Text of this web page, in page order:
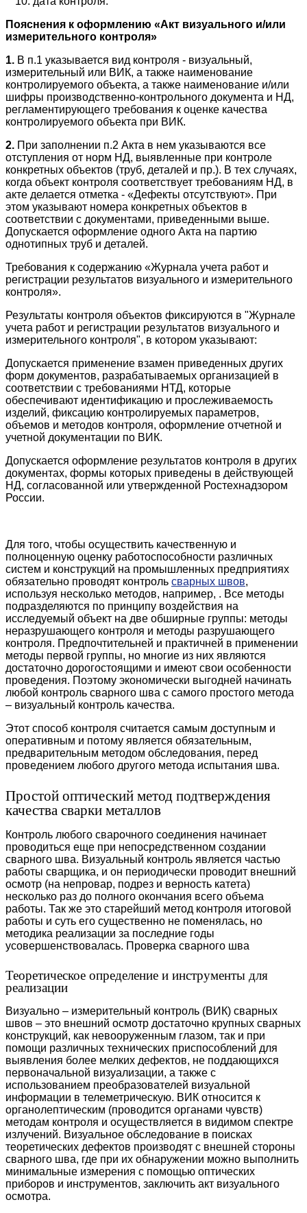
Пояснения к оформлению «Акт визуального и/или
измерительного контроля»
1. В п.1 указывается вид контроля - визуальный,
измерительный или ВИК, а также наименование
контролируемого объекта, а также наименование и/или
шифры производственно-контрольного документа и НД,
регламентирующего требования к оценке качества
контролируемого объекта при ВИК.
2. При заполнении п.2 Акта в нем указываются все
отступления от норм НД, выявленные при контроле
конкретных объектов (труб, деталей и пр.). В тех случаях,
когда объект контроля соответствует требованиям НД, в
акте делается отметка - «Дефекты отсутствуют». При
этом указывают номера конкретных объектов в
соответствии с документами, приведенными выше.
Допускается оформление одного Акта на партию
однотипных труб и деталей.
Требования к содержанию «Журнала учета работ и
регистрации результатов визуального и измерительного
контроля».
Результаты контроля объектов фиксируются в "Журнале
учета работ и регистрации результатов визуального и
измерительного контроля", в котором указывают:
Допускается применение взамен приведенных других
форм документов, разрабатываемых организацией в
соответствии с требованиями НТД, которые
обеспечивают идентификацию и прослеживаемость
изделий, фиксацию контролируемых параметров,
объемов и методов контроля, оформление отчетной и
учетной документации по ВИК.
Допускается оформление результатов контроля в других
документах, формы которых приведены в действующей
НД, согласованной или утвержденной Ростехнадзором
России.
Для того, чтобы осуществить качественную и
полноценную оценку работоспособности различных
систем и конструкций на промышленных предприятиях
обязательно проводят контроль сварных швов,
используя несколько методов, например, . Все методы
подразделяются по принципу воздействия на
исследуемый объект на две обширные группы: методы
неразрушающего контроля и методы разрушающего
контроля. Предпочтительней и практичней в применении
методы первой группы, но многие из них являются
достаточно дорогостоящими и имеют свои особенности
проведения. Поэтому экономически выгодней начинать
любой контроль сварного шва с самого простого метода
– визуальный контроль качества.
Этот способ контроля считается самым доступным и
оперативным и потому является обязательным,
предварительным методом обследования, перед
проведением любого другого метода испытания шва.
Простой оптический метод подтверждения
качества сварки металлов
Контроль любого сварочного соединения начинает
проводиться еще при непосредственном создании
сварного шва. Визуальный контроль является частью
работы сварщика, и он периодически проводит внешний
осмотр (на непровар, подрез и верность катета)
несколько раз до полного окончания всего объема
работы. Так же это старейший метод контроля итоговой
работы и суть его существенно не поменялась, но
методика реализации за последние годы
усовершенствовалась. Проверка сварного шва
Теоретическое определение и инструменты для
реализации
Визуально – измерительный контроль (ВИК) сварных
швов – это внешний осмотр достаточно крупных сварных
конструкций, как невооруженным глазом, так и при
помощи различных технических приспособлений для
выявления более мелких дефектов, не поддающихся
первоначальной визуализации, а также с
использованием преобразователей визуальной
информации в телеметрическую. ВИК относится к
органолептическим (проводится органами чувств)
методам контроля и осуществляется в видимом спектре
излучений. Визуальное обследование в поисках
теоретических дефектов производят с внешней стороны
сварного шва, где при их обнаружении можно выполнить
минимальные измерения с помощью оптических
приборов и инструментов, заключить акт визуального
осмотра.